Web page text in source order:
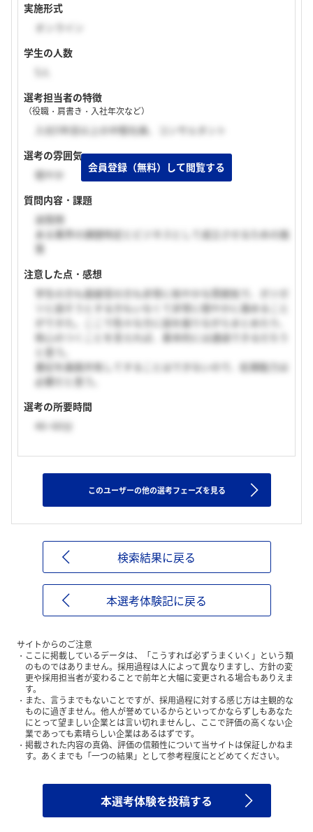
実施形式
オンライン
学生の人数
選考担当者の特徴
（役職・肩書き・入社年次など）
入社5年目以上の中堅社員、コンサルタント
選考の雰囲気
穏やか
質問内容・課題
逆質問
ある業界の課題特定とビジネスとして成立させるための施
策
注意した点・感想
学生の方も面接官の方も非常に和やかな雰囲気で、ガツガ
ツと話そうとする方もいなくて非常に穏やかに進めること
ができた。ここで色々な方に話を振りながらまとめたり、
核心のつくことを言えれば、基本的には通過できるだろう
と思う。
書記を画面共有してすることはできないので、処理能力は
必要だと思う。
選考の所要時間
46~60分
このユーザーの他の選考フェーズを見る
検索結果に戻る
本選考体験記に戻る
サイトからのご注意
ここに掲載しているデータは、「こうすれば必ずうまくいく」という類
のものではありません。採用過程は人によって異なりますし、方針の変
更や採用担当者が変わることで前年と大幅に変更される場合もありえま
す。
また、言うまでもないことですが、採用過程に対する感じ方は主観的な
ものに過ぎません。他人が誉めているからといってかならずしもあなた
にとって望ましい企業とは言い切れませんし、ここで評価の高くない企
業であっても素晴らしい企業はあるはずです。
掲載された内容の真偽、評価の信頼性について当サイトは保証しかねま
す。あくまでも「一つの結果」として参考程度にとどめてください。
本選考体験を投稿する